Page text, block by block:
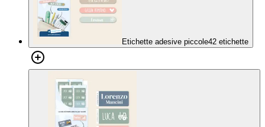
Etichette adesive piccole42 etichette